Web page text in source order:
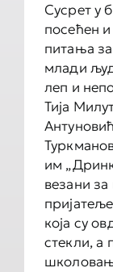
Сусрет у
посећен
питања
млади
леп и
Тија
им
везани за
која су
стекли, а